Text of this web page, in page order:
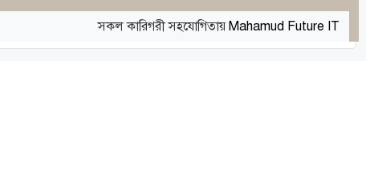
সকল কারিগরী সহযোগিতায়Mahamud Future IT